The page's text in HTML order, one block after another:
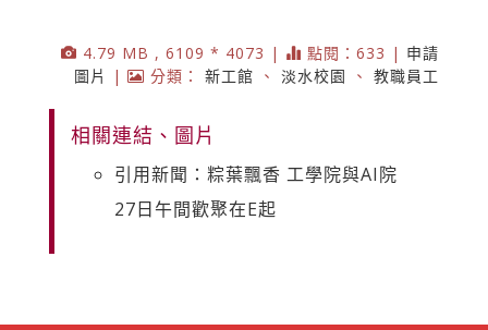
4.79 MB , 6109 * 4073 | 點閱：633 | 申請
圖片
| 分類： 新工館 、 淡水校園 、 教職員工
相關連結、圖片
引用新聞：粽葉飄香 工學院與AI院
27日午間歡聚在E起